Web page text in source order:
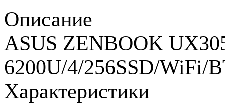
Описание
ASUS ZENBOOK
6200U/4/256SSD/WiFi/
Характеристики